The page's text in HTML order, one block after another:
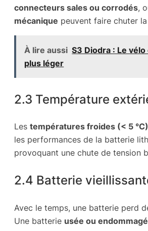
connecteurs sales ou corrodés,
mécanique peuvent faire chuter
À lire aussi S3 Diodra : Le
plus léger
2.3 Température
Les températures froides (< 5 °C)
les performances de la batterie
provoquant une chute de tension
2.4 Batterie
Avec le temps, une batterie perd
Une batterie usée ou